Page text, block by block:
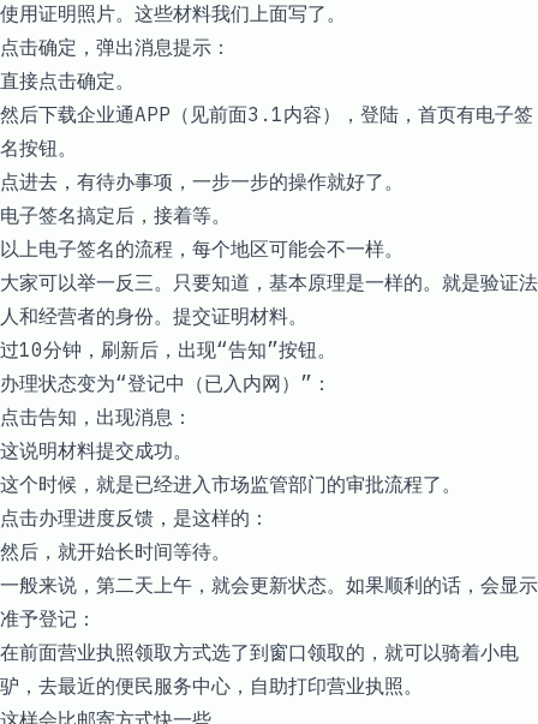
使用证明照片。这些材料我们上面写了。
点击确定，弹出消息提示：
直接点击确定。
然后下载企业通APP（见前面3.1内容），登陆，首页有电子签
名按钮。
点进去，有待办事项，一步一步的操作就好了。
电子签名搞定后，接着等。
以上电子签名的流程，每个地区可能会不一样。
大家可以举一反三。只要知道，基本原理是一样的。就是验证法
人和经营者的身份。提交证明材料。
过10分钟，刷新后，出现“告知”按钮。
办理状态变为“登记中（已入内网）”：
点击告知，出现消息：
这说明材料提交成功。
这个时候，就是已经进入市场监管部门的审批流程了。
点击办理进度反馈，是这样的：
然后，就开始长时间等待。
一般来说，第二天上午，就会更新状态。如果顺利的话，会显示
准予登记：
在前面营业执照领取方式选了到窗口领取的，就可以骑着小电
驴，去最近的便民服务中心，自助打印营业执照。